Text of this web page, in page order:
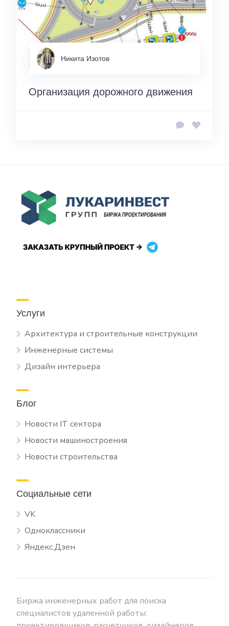
Никита Изотов
Организация дорожного движения
Услуги
Архитектура и строительные конструкции
Инженерные системы
Дизайн интерьера
Блог
Новости IT сектора
Новости машиностроения
Новости строительства
Социальные сети
VK
Одноклассники
Яндекс.Дзен
Биржа инженерных работ для поиска
специалистов удаленной работы: